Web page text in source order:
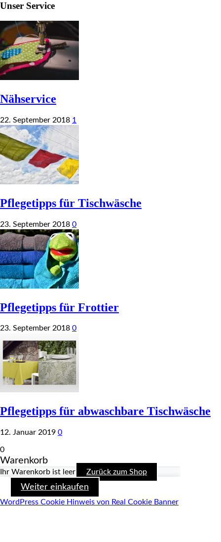
Unser Service
Nähservice
22. September 2018 1
Pflegetipps für Tischwäsche
23. September 2018 0
Pflegetipps für Frottier
23. September 2018 0
Pflegetipps für abwaschbare Tischwäsche
12. Januar 2019 0
0
Warenkorb
Ihr Warenkorb ist leer Zurück zum Shop
Weiter einkaufen
WordPress Cookie Hinweis von Real Cookie Banner